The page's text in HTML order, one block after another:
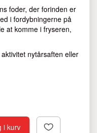
foder, der forinden er
i fordybningerne på
at komme i fryseren,
nytårsaften eller
i kurv